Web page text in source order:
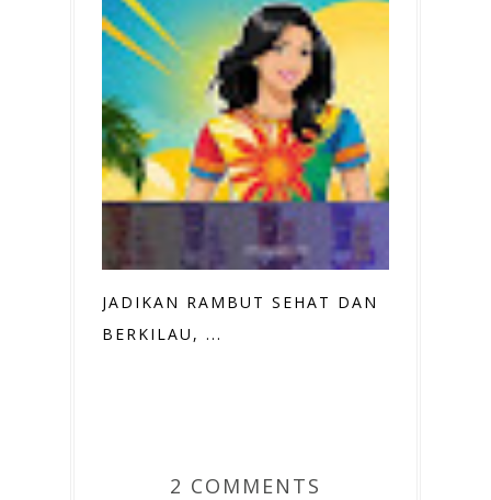
JADIKAN RAMBUT SEHAT DAN
BERKILAU, ...
2 COMMENTS